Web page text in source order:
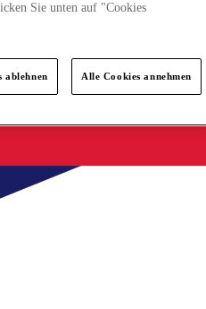
Sie unten auf "Cookies
ablehnen Alle Cookies annehmen